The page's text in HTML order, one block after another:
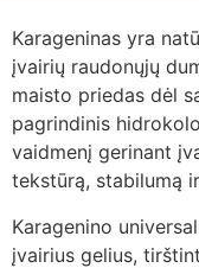
Karageninas yra
įvairių raudonųjų
maisto priedas dėl
pagrindinis
vaidmenį gerinant
tekstūrą, stabilumą
Karagenino
įvairius gelius,